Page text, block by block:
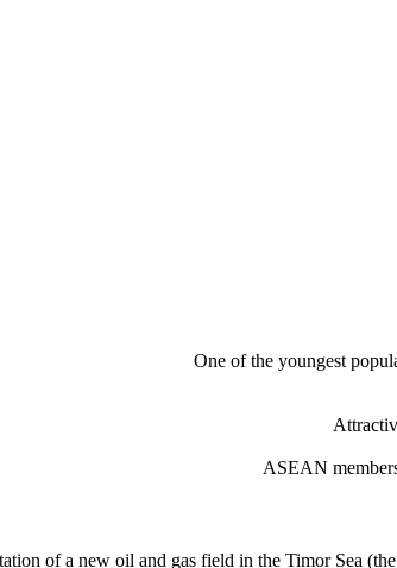
One of the youngest
ASEAN
of a new oil and gas field in the Timor Sea